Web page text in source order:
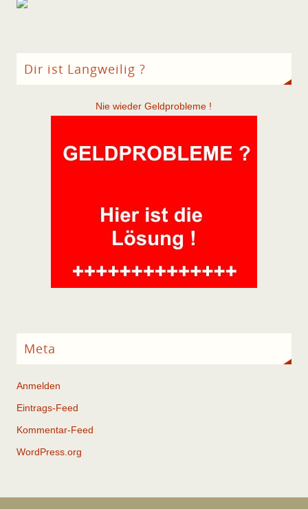
Dir ist Langweilig ?
Nie wieder Geldprobleme !
Meta
Anmelden
Eintrags-Feed
Kommentar-Feed
WordPress.org